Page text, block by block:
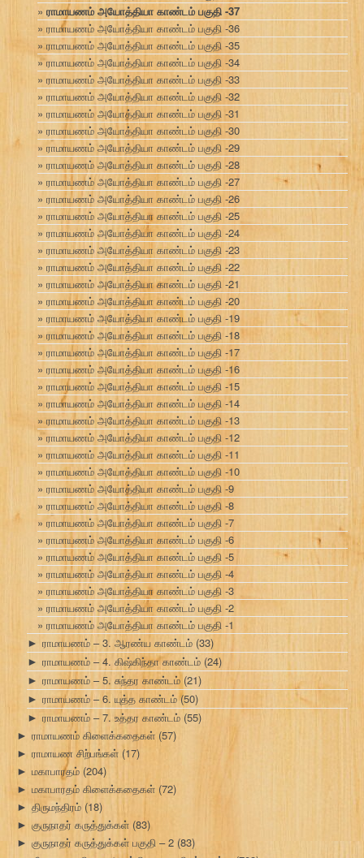
ராமாயணம் அயோத்தியா காண்டம் பகுதி -37
ராமாயணம் அயோத்தியா காண்டம் பகுதி -36
ராமாயணம் அயோத்தியா காண்டம் பகுதி -35
ராமாயணம் அயோத்தியா காண்டம் பகுதி -34
ராமாயணம் அயோத்தியா காண்டம் பகுதி -33
ராமாயணம் அயோத்தியா காண்டம் பகுதி -32
ராமாயணம் அயோத்தியா காண்டம் பகுதி -31
ராமாயணம் அயோத்தியா காண்டம் பகுதி -30
ராமாயணம் அயோத்தியா காண்டம் பகுதி -29
ராமாயணம் அயோத்தியா காண்டம் பகுதி -28
ராமாயணம் அயோத்தியா காண்டம் பகுதி -27
ராமாயணம் அயோத்தியா காண்டம் பகுதி -26
ராமாயணம் அயோத்தியா காண்டம் பகுதி -25
ராமாயணம் அயோத்தியா காண்டம் பகுதி -24
ராமாயணம் அயோத்தியா காண்டம் பகுதி -23
ராமாயணம் அயோத்தியா காண்டம் பகுதி -22
ராமாயணம் அயோத்தியா காண்டம் பகுதி -21
ராமாயணம் அயோத்தியா காண்டம் பகுதி -20
ராமாயணம் அயோத்தியா காண்டம் பகுதி -19
ராமாயணம் அயோத்தியா காண்டம் பகுதி -18
ராமாயணம் அயோத்தியா காண்டம் பகுதி -17
ராமாயணம் அயோத்தியா காண்டம் பகுதி -16
ராமாயணம் அயோத்தியா காண்டம் பகுதி -15
ராமாயணம் அயோத்தியா காண்டம் பகுதி -14
ராமாயணம் அயோத்தியா காண்டம் பகுதி -13
ராமாயணம் அயோத்தியா காண்டம் பகுதி -12
ராமாயணம் அயோத்தியா காண்டம் பகுதி -11
ராமாயணம் அயோத்தியா காண்டம் பகுதி -10
ராமாயணம் அயோத்தியா காண்டம் பகுதி -9
ராமாயணம் அயோத்தியா காண்டம் பகுதி -8
ராமாயணம் அயோத்தியா காண்டம் பகுதி -7
ராமாயணம் அயோத்தியா காண்டம் பகுதி -6
ராமாயணம் அயோத்தியா காண்டம் பகுதி -5
ராமாயணம் அயோத்தியா காண்டம் பகுதி -4
ராமாயணம் அயோத்தியா காண்டம் பகுதி -3
ராமாயணம் அயோத்தியா காண்டம் பகுதி -2
ராமாயணம் அயோத்தியா காண்டம் பகுதி -1
► ராமாயணம் – 3. ஆரண்ய காண்டம் (33)
► ராமாயணம் – 4. கிஷ்கிந்தா காண்டம் (24)
► ராமாயணம் – 5. சுந்தர காண்டம் (21)
► ராமாயணம் – 6. யுத்த காண்டம்(50)
► ராமாயணம் – 7. உத்தர காண்டம் (55)
► ராமாயணம் கிளைக்கதைகள் (57)
► ராமாயண சிற்பங்கள் (17)
► மகாபாரதம் (204)
► மகாபாரதம் கிளைக்கதைகள் (72)
► திருமந்திரம் (18)
► குருநாதர் கருத்துக்கள் (83)
► குருநாதர் கருத்துக்கள் பகுதி – 2 (83)